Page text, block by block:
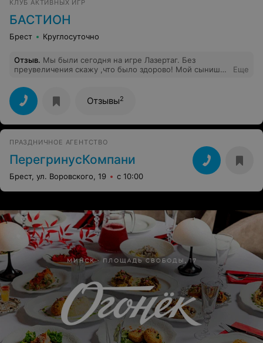
играх. Играли больше трёх часов но время пролетело
очень быстро!!!! Рекомендую!
КЛУБ АКТИВНЫХ ИГР
БАСТИОН
Брест Круглосуточно
Отзыв. Мы были сегодня на игре Лазертаг. Без
преувеличения скажу ,что было здорово! Мой сынишка
остались довольны.получали
задания,действовали,делали перерыв.под
руководством инструктора все получилось
отлично.спасибо!!!!
Еще
Отзывы2
ПРАЗДНИЧНОЕ АГЕНТСТВО
ПерегринусКомпани
Брест, ул. Воровского, 19 с 10:00